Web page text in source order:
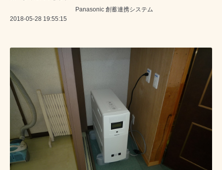
Panasonic 創蓄連携システム
2018-05-28 19:55:15